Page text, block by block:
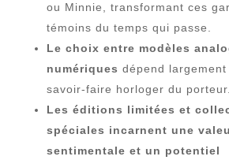
ou Minnie, transformant ces
témoins du temps qui passe.
Le choix entre modèles
numériques dépend largement
savoir-faire horloger du porteur.
Les éditions limitées et
spéciales incarnent une
sentimentale et un potentiel